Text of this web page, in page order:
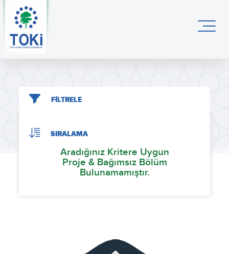
FİLTRELE
SIRALAMA
Aradığınız Kritere Uygun
Proje & Bağımsız Bölüm
Bulunamamıştır.